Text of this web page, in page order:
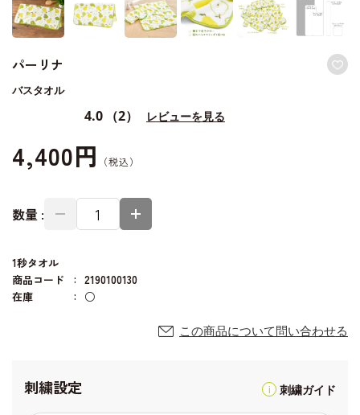
パーリナ
バスタオル
4.0 （2） レビューを見る
4,400円
数量 :
1秒タオル
商品コード
2190100130
在庫
○
この商品について問い合わせる
刺繍設定 刺繍ガイド